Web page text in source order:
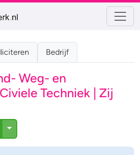
Bedrijf
Weg- en
Techniek | Zij
Toggle Dropdown